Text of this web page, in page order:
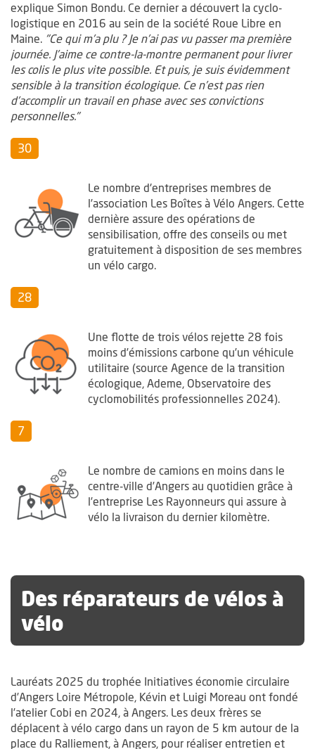
explique Simon Bondu. Ce dernier a découvert la cyclo-
logistique en 2016 au sein de la société Roue Libre en
Maine. "Ce qui m’a plu ? Je n’ai pas vu passer ma première
journée. J’aime ce contre-la-montre permanent pour livrer
les colis le plus vite possible. Et puis, je suis évidemment
sensible à la transition écologique. Ce n’est pas rien
d’accomplir un travail en phase avec ses convictions
personnelles."
30
Le nombre d'entreprises membres de
l’association Les Boîtes à Vélo Angers. Cette
dernière assure des opérations de
sensibilisation, offre des conseils ou met
gratuitement à disposition de ses membres
un vélo cargo.
28
Une flotte de trois vélos rejette 28 fois
moins d’émissions carbone qu’un véhicule
utilitaire (source Agence de la transition
écologique, Ademe, Observatoire des
cyclomobilités professionnelles 2024).
7
Le nombre de camions en moins dans le
centre-ville d’Angers au quotidien grâce à
l’entreprise Les Rayonneurs qui assure à
vélo la livraison du dernier kilomètre.
Des réparateurs de vélos à
vélo
Lauréats 2025 du trophée Initiatives économie circulaire
d’Angers Loire Métropole, Kévin et Luigi Moreau ont fondé
l’atelier Cobi en 2024, à Angers. Les deux frères se
déplacent à vélo cargo dans un rayon de 5 km autour de la
place du Ralliement, à Angers, pour réaliser entretien et